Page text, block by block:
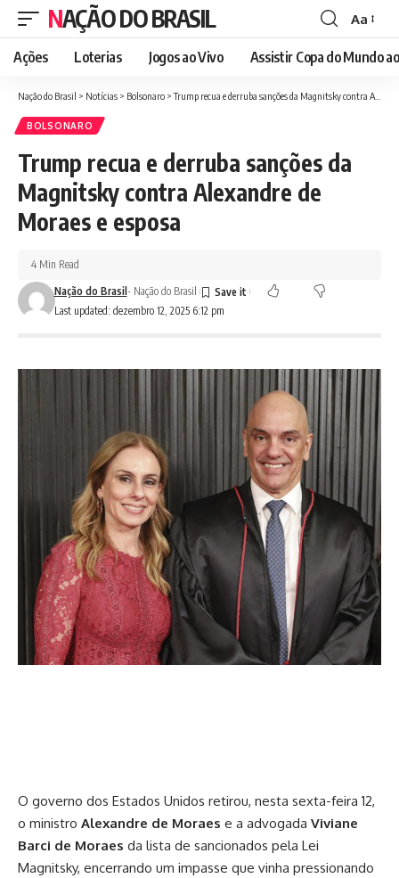
NAÇÃO DO BRASIL
Font
Resizer
Aa
Ações Loterias Jogos ao Vivo Assistir Copa do Mundo
Nação do Brasil > Notícias > Bolsonaro >Trump recua e derruba sanções da Magnitsky contra Alexandre de Moraes e esposa
BOLSONARO
Trump recua e derruba sanções da
Magnitsky contra Alexandre de
Moraes e esposa
Last updated: dezembro 12, 2025 6:12 pm
Nação do Brasil- Nação do Brasil
4 Min Read
O governo dos Estados Unidos retirou, nesta sexta-feira 12,
o ministro Alexandre de Moraes e a advogada Viviane
Barci de Moraes da lista de sancionados pela Lei
Magnitsky, encerrando um impasse que vinha pressionando